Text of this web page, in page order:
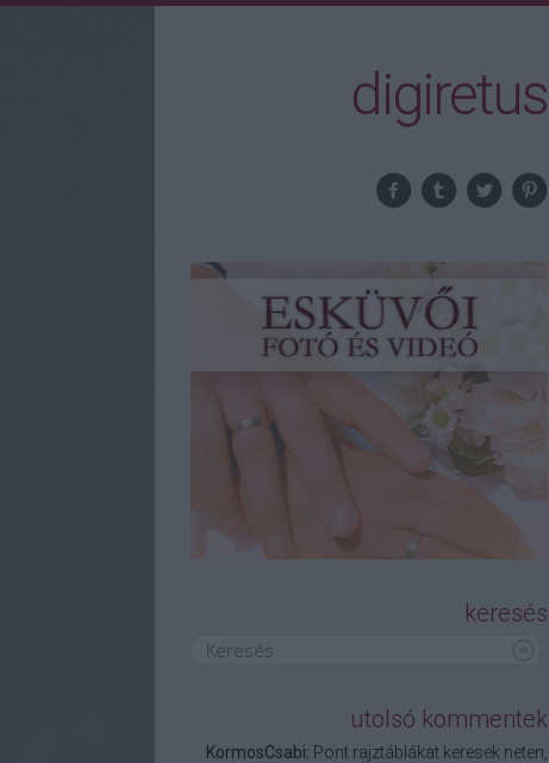
digiretus
keresés
utolsó kommentek
KormosCsabi: Pont rajztáblákat keresek neten,